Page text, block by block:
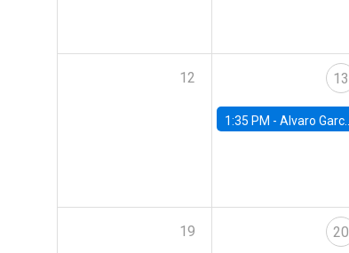
12 13
1:35 PM - Alvaro Garcia-Marin, Universidad de Los Andes
19 20